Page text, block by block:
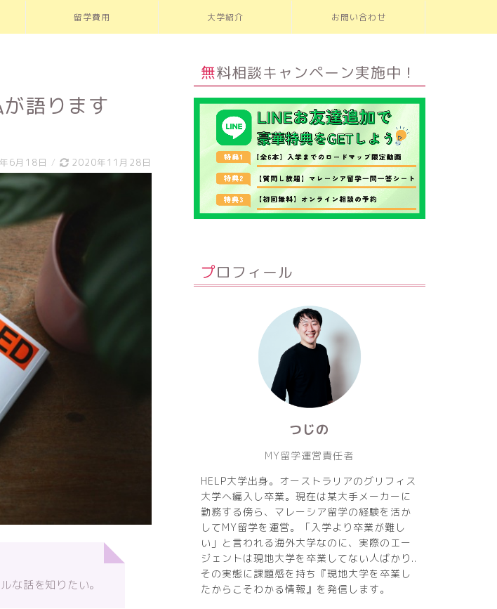
留学費用 大学紹介 お問い合わせ
語ります
6月18日 / 2020年11月28日
な話を知りたい。
無料相談キャンペーン実施中！
プロフィール
つじの
MY留学運営責任者
HELP大学出身。オーストラリアのグリフィス
大学へ編入し卒業。現在は某大手メーカーに
勤務する傍ら、マレーシア留学の経験を活か
してMY留学を運営。「入学より卒業が難し
い」と言われる海外大学なのに、実際のエー
ジェントは現地大学を卒業してない人ばかり..
その実態に課題感を持ち『現地大学を卒業し
たからこそわかる情報』を発信します。